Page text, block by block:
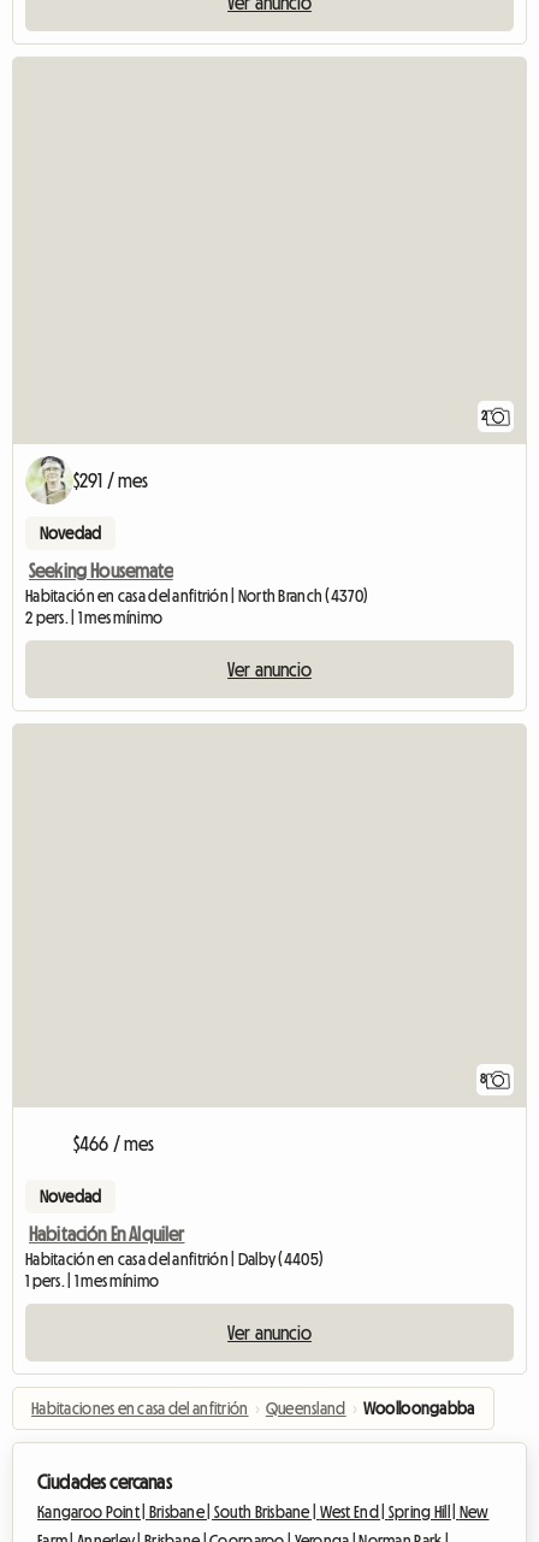
2
$291 / mes
Novedad
Seeking Housemate
Habitación en casa del anfitrión | North Branch (4370)
2 pers. | 1 mes mínimo
Ver anuncio
8
$466 / mes
Novedad
Habitación En Alquiler
Habitación en casa del anfitrión | Dalby (4405)
1 pers. | 1 mes mínimo
Ver anuncio
Habitaciones en casa del anfitrión › Queensland › Woolloongabba
Ciudades cercanas
Kangaroo Point | Brisbane | South Brisbane | West End | Spring Hill | New